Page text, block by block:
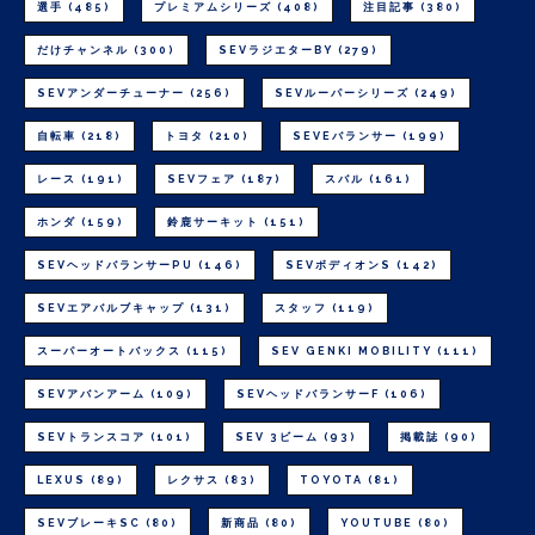
選手 (485) プレミアムシリーズ (408) 注目記事 (380)
だけチャンネル (300) SEVラジエターBY (279)
SEVアンダーチューナー (256) SEVルーパーシリーズ (249)
自転車 (218) トヨタ (210) SEVEバランサー (199)
レース (191) SEVフェア (187) スバル (161)
ホンダ (159) 鈴鹿サーキット (151)
SEVヘッドバランサーPU (146) SEVボディオンS (142)
SEVエアバルブキャップ (131) スタッフ (119)
スーパーオートバックス (115) SEV GENKI MOBILITY (111)
SEVアバンアーム (109) SEVヘッドバランサーF (106)
SEVトランスコア (101) SEV 3ビーム (93) 掲載誌 (90)
LEXUS (89) レクサス (83) TOYOTA (81)
SEVブレーキSC (80) 新商品 (80) YOUTUBE (80)